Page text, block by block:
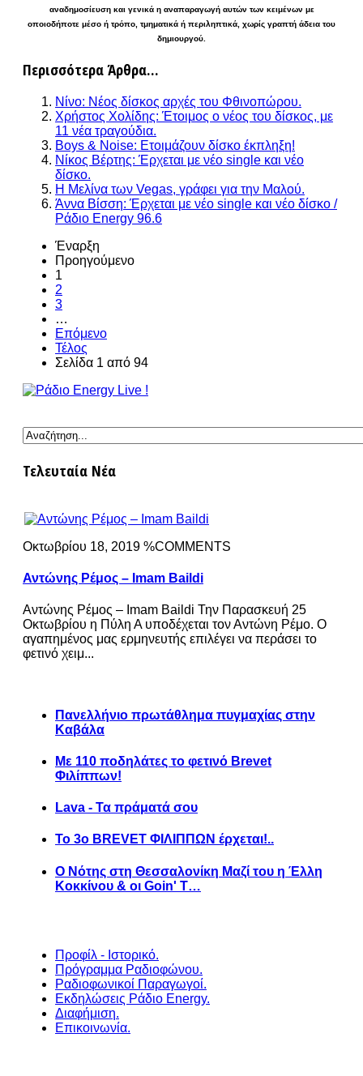
αναδημοσίευση και γενικά η αναπαραγωγή αυτών των κειμένων με
οποιοδήποτε μέσο ή τρόπο, τμηματικά ή περιληπτικά, χωρίς γραπτή άδεια του
δημιουργού.
Περισσότερα Άρθρα...
Νίνο: Νέος δίσκος αρχές του Φθινοπώρου.
Χρήστος Χολίδης: Έτοιμος ο νέος του δίσκος, με
11 νέα τραγούδια.
Boys & Noise: Ετοιμάζουν δίσκο έκπληξη!
Νίκος Βέρτης: Έρχεται με νέο single και νέο
δίσκο.
Η Μελίνα των Vegas, γράφει για την Μαλού.
Άννα Βίσση: Έρχεται με νέο single και νέο δίσκο /
Ράδιο Εnergy 96.6
Έναρξη
Προηγούμενο
1
2
3
…
Επόμενο
Τέλος
Σελίδα 1 από 94
Τελευταία Νέα
Οκτωβρίου 18, 2019 %COMMENTS
Αντώνης Ρέμος – Imam Baildi
Αντώνης Ρέμος – Imam Baildi Την Παρασκευή 25
Οκτωβρίου η Πύλη Α υποδέχεται τον Αντώνη Ρέμο. Ο
αγαπημένος μας ερμηνευτής επιλέγει να περάσει το
φετινό χειμ...
Πανελλήνιο πρωτάθλημα πυγμαχίας στην
Καβάλα
Με 110 ποδηλάτες το φετινό Brevet
Φιλίππων!
Lava - Τα πράματά σου
Το 3ο BREVET ΦΙΛΙΠΠΩΝ έρχεται!..
Ο Νότης στη Θεσσαλονίκη Μαζί του η Έλλη
Κοκκίνου & οι Goin' T…
Προφίλ - Ιστορικό.
Πρόγραμμα Ραδιοφώνου.
Ραδιοφωνικοί Παραγωγοί.
Εκδηλώσεις Ράδιο Energy.
Διαφήμιση.
Επικοινωνία.